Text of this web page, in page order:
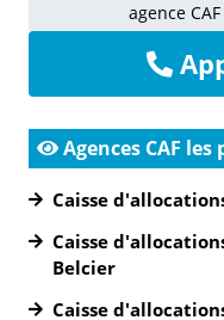
agence
Agences CAF
Caisse
Caisse
Belcier
Caisse